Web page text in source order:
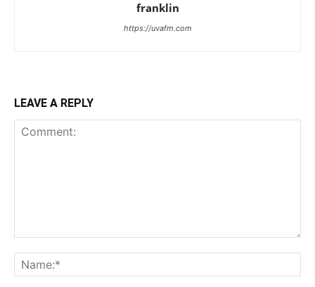
franklin
https://uvafm.com
LEAVE A REPLY